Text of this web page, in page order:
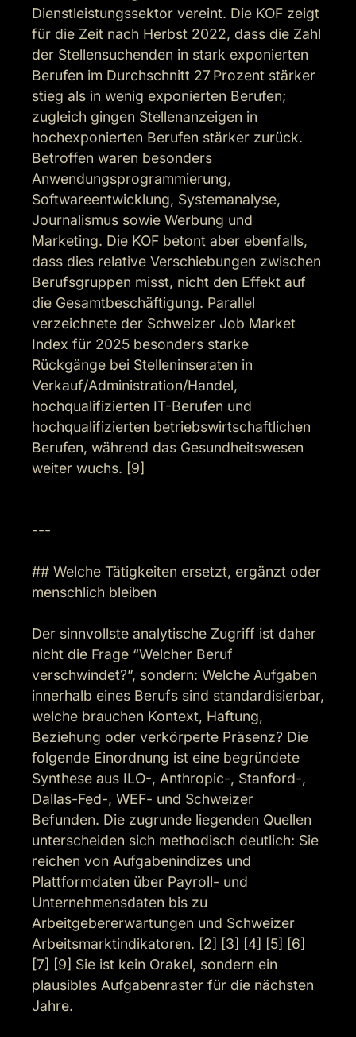
Dienstleistungssektor vereint. Die KOF zeigt
für die Zeit nach Herbst 2022, dass die Zahl
der Stellensuchenden in stark exponierten
Berufen im Durchschnitt 27 Prozent stärker
stieg als in wenig exponierten Berufen;
zugleich gingen Stellenanzeigen in
hochexponierten Berufen stärker zurück.
Betroffen waren besonders
Anwendungsprogrammierung,
Softwareentwicklung, Systemanalyse,
Journalismus sowie Werbung und
Marketing. Die KOF betont aber ebenfalls,
dass dies relative Verschiebungen zwischen
Berufsgruppen misst, nicht den Effekt auf
die Gesamtbeschäftigung. Parallel
verzeichnete der Schweizer Job Market
Index für 2025 besonders starke
Rückgänge bei Stelleninseraten in
Verkauf/Administration/Handel,
hochqualifizierten IT-Berufen und
hochqualifizierten betriebswirtschaftlichen
Berufen, während das Gesundheitswesen
weiter wuchs. [9]
---
## Welche Tätigkeiten ersetzt, ergänzt oder
menschlich bleiben
Der sinnvollste analytische Zugriff ist daher
nicht die Frage “Welcher Beruf
verschwindet?”, sondern: Welche Aufgaben
innerhalb eines Berufs sind standardisierbar,
welche brauchen Kontext, Haftung,
Beziehung oder verkörperte Präsenz? Die
folgende Einordnung ist eine begründete
Synthese aus ILO-, Anthropic-, Stanford-,
Dallas-Fed-, WEF- und Schweizer
Befunden. Die zugrunde liegenden Quellen
unterscheiden sich methodisch deutlich: Sie
reichen von Aufgabenindizes und
Plattformdaten über Payroll- und
Unternehmensdaten bis zu
Arbeitgebererwartungen und Schweizer
Arbeitsmarktindikatoren. [2] [3] [4] [5] [6]
[7] [9] Sie ist kein Orakel, sondern ein
plausibles Aufgabenraster für die nächsten
Jahre.